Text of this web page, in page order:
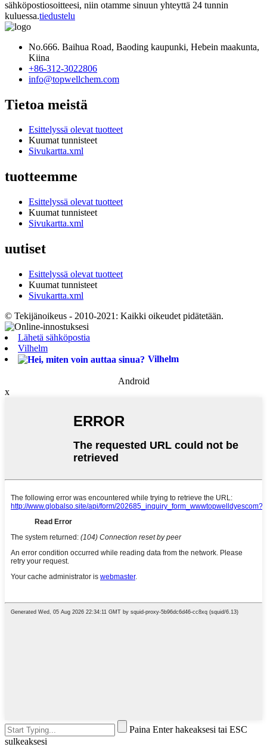
sähköpostiosoitteesi, niin otamme sinuun yhteyttä 24 tunnin
kuluessa.tiedustelu
No.666. Baihua Road, Baoding kaupunki, Hebein maakunta,
Kiina
+86-312-3022806
info@topwellchem.com
Tietoa meistä
Esittelyssä olevat tuotteet
Kuumat tunnisteet
Sivukartta.xml
tuotteemme
Esittelyssä olevat tuotteet
Kuumat tunnisteet
Sivukartta.xml
uutiset
Esittelyssä olevat tuotteet
Kuumat tunnisteet
Sivukartta.xml
© Tekijänoikeus - 2010-2021: Kaikki oikeudet pidätetään.
Lähetä sähköpostia
Vilhelm
Vilhelm
Android
x
Paina Enter hakeaksesi tai ESC
sulkeaksesi